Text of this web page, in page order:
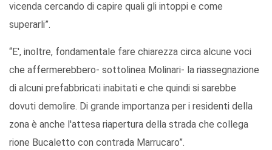
vicenda cercando di capire quali gli intoppi e come
superarli”.
“E', inoltre, fondamentale fare chiarezza circa alcune voci
che affermerebbero- sottolinea Molinari- la riassegnazione
di alcuni prefabbricati inabitati e che quindi si sarebbe
dovuti demolire. Di grande importanza per i residenti della
zona è anche l'attesa riapertura della strada che collega
rione Bucaletto con contrada Marrucaro”.